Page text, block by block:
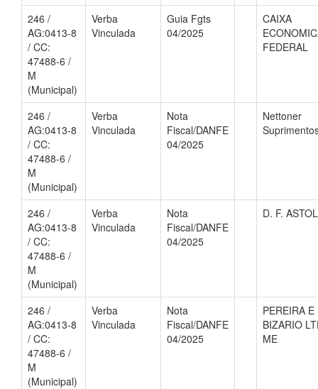
246 /
AG:0413-8
/ CC:
47488-6 /
M
(Municipal)
Verba
Vinculada
Guia Fgts
04/2025
CAIXA
FEDERAL
246 /
AG:0413-8
/ CC:
47488-6 /
M
(Municipal)
Verba
Vinculada
Nota
Fiscal/DANFE
04/2025
Nettoner
246 /
AG:0413-8
/ CC:
47488-6 /
M
(Municipal)
Verba
Vinculada
Nota
Fiscal/DANFE
04/2025
D. F.
246 /
AG:0413-8
/ CC:
47488-6 /
M
(Municipal)
Verba
Vinculada
Nota
Fiscal/DANFE
04/2025
PEREIRA E
BIZARIO
ME